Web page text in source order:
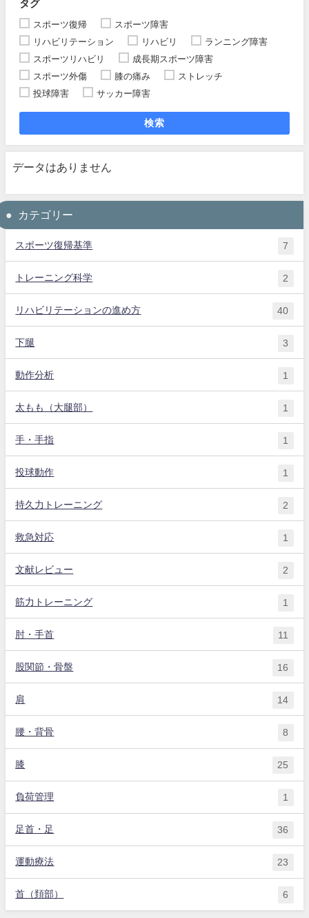
タグ
スポーツ復帰
スポーツ障害
リハビリテーション
リハビリ
ランニング障害
スポーツリハビリ
成長期スポーツ障害
スポーツ外傷
膝の痛み
ストレッチ
投球障害
サッカー障害
検索
データはありません
カテゴリー
スポーツ復帰基準 7
トレーニング科学 2
リハビリテーションの進め方 40
下腿 3
動作分析 1
太もも（大腿部） 1
手・手指 1
投球動作 1
持久力トレーニング 2
救急対応 1
文献レビュー 2
筋力トレーニング 1
肘・手首 11
股関節・骨盤 16
肩 14
腰・背骨 8
膝 25
負荷管理 1
足首・足 36
運動療法 23
首（頚部） 6